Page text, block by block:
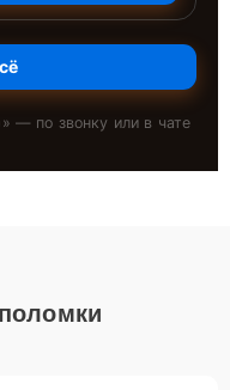
» — по звонку или в чате